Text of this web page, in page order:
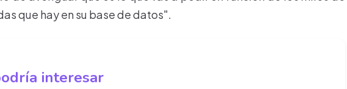
que hay en su base de datos".
interesar